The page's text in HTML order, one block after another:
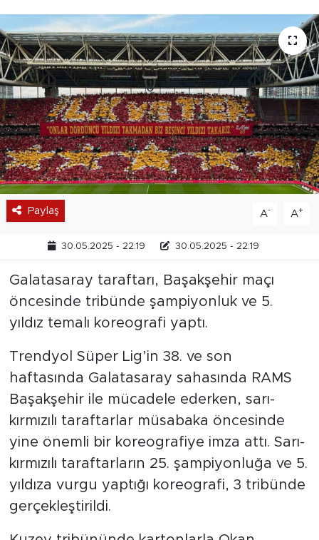
Paylaş A- A+
30.05.2025 - 22:19 30.05.2025 - 22:19
Galatasaray taraftarı, Başakşehir maçı
öncesinde tribünde şampiyonluk ve 5.
yıldız temalı koreografi yaptı.
Trendyol Süper Lig’in 38. ve son
haftasında Galatasaray sahasında RAMS
Başakşehir ile mücadele ederken, sarı-
kırmızılı taraftarlar müsabaka öncesinde
yine önemli bir koreografiye imza attı. Sarı-
kırmızılı taraftarların 25. şampiyonluğa ve 5.
yıldıza vurgu yaptığı koreografi, 3 tribünde
gerçekleştirildi.